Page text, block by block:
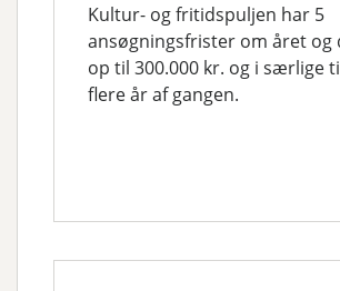
Kultur- og fritidspuljen har 5
ansøgningsfrister om året og
op til 300.000 kr. og i særlige
flere år af gangen.